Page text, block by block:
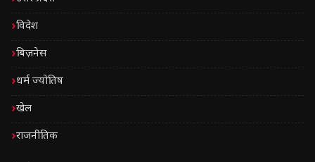
विदेश
बिज़नेस
धर्म ज्योतिष
खेल
राजनीतिक